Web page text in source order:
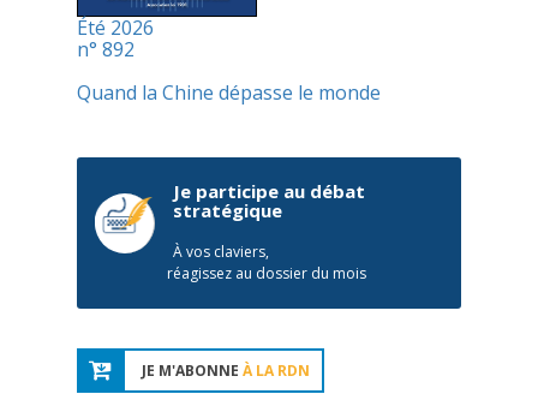
Été 2026
n° 892
Quand la Chine dépasse le monde
Je participe au débat
stratégique
À vos claviers,
réagissez au dossier du mois
JE M'ABONNE À LA RDN